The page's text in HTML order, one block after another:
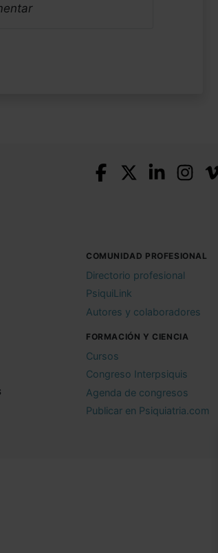
COMUNIDAD PROFESIONAL
Directorio profesional
PsiquiLink
Autores y colaboradores
FORMACIÓN Y CIENCIA
Cursos
Congreso Interpsiquis
Agenda de congresos
Publicar en Psiquiatria.com